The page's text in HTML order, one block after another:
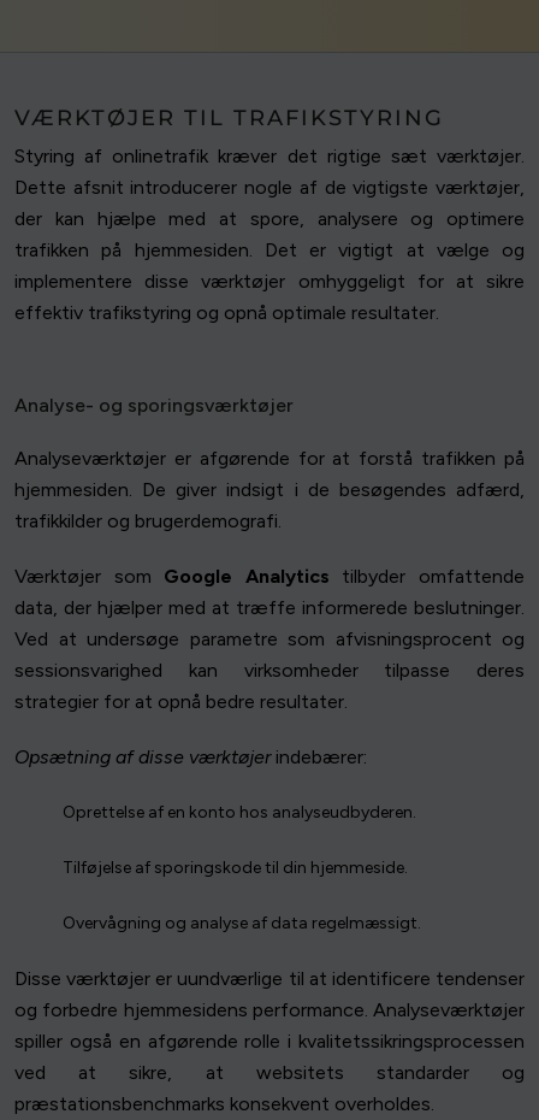
VÆRKTØJER TIL TRAFIKSTYRING
Styring af onlinetrafik kræver det rigtige sæt værktøjer.
Dette afsnit introducerer nogle af de vigtigste værktøjer,
der kan hjælpe med at spore, analysere og optimere
trafikken på hjemmesiden. Det er vigtigt at vælge og
implementere disse værktøjer omhyggeligt for at sikre
effektiv trafikstyring og opnå optimale resultater.
Analyse- og sporingsværktøjer
Analyseværktøjer er afgørende for at forstå trafikken på
hjemmesiden. De giver indsigt i de besøgendes adfærd,
trafikkilder og brugerdemografi.
Værktøjer som Google Analytics tilbyder omfattende
data, der hjælper med at træffe informerede beslutninger.
Ved at undersøge parametre som afvisningsprocent og
sessionsvarighed kan virksomheder tilpasse deres
strategier for at opnå bedre resultater.
Opsætning af disse værktøjerindebærer:
Oprettelse af en konto hos analyseudbyderen.
Tilføjelse af sporingskode til din hjemmeside.
Overvågning og analyse af data regelmæssigt.
Disse værktøjer er uundværlige til at identificere tendenser
og forbedre hjemmesidens performance. Analyseværktøjer
spiller også en afgørende rolle i kvalitetssikringsprocessen
ved at sikre, at websitets standarder og
præstationsbenchmarks konsekvent overholdes.